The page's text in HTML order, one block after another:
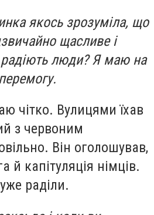
якось зрозуміла, що
щасливе і
радіють люди? Я маю на
чітко. Вулицями їхав
з червоним
Він оголошував,
капітуляція німців.
раділи.